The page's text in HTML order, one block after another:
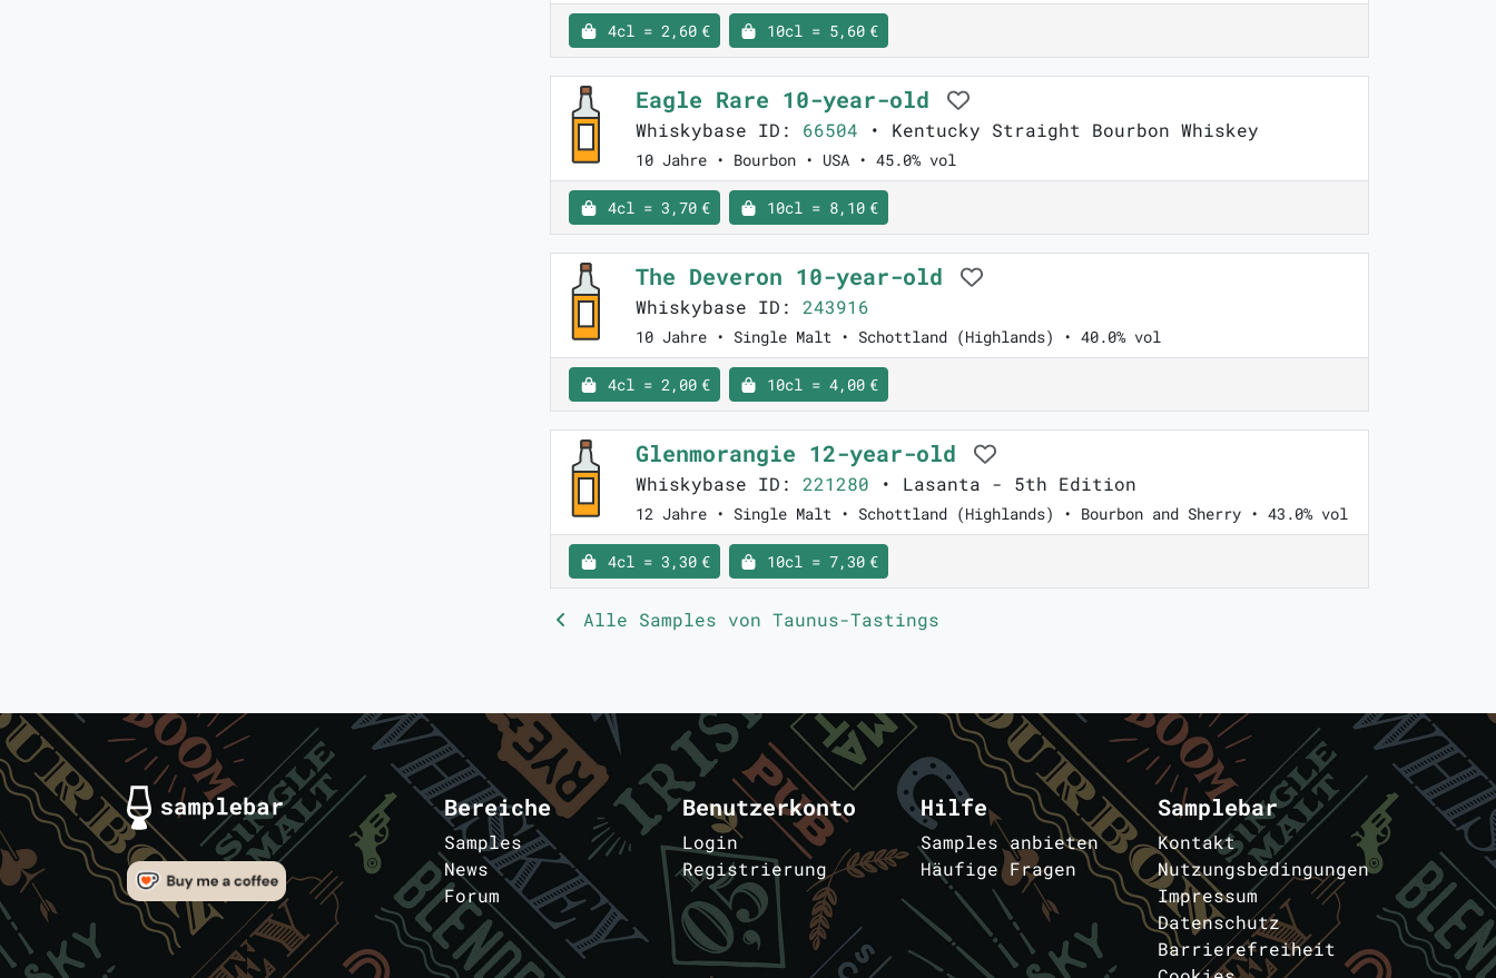
4cl = 2,60 € 10cl = 5,60 €
Eagle Rare 10-year-old
Whiskybase ID: 66504 • Kentucky Straight Bourbon Whiskey
10 Jahre • Bourbon • USA • 45.0% vol
4cl = 3,70 € 10cl = 8,10 €
The Deveron 10-year-old
Whiskybase ID: 243916
10 Jahre • Single Malt • Schottland (Highlands) • 40.0% vol
4cl = 2,00 € 10cl = 4,00 €
Glenmorangie 12-year-old
Whiskybase ID: 221280 • Lasanta - 5th Edition
12 Jahre • Single Malt • Schottland (Highlands) • Bourbon and Sherry • 43.0% vol
4cl = 3,30 € 10cl = 7,30 €
Alle Samples von Taunus-Tastings
Bereiche
Samples
News
Forum
Benutzerkonto
Login
Registrierung
Hilfe
Samples anbieten
Häufige Fragen
Samplebar
Kontakt
Nutzungsbedingungen
Impressum
Datenschutz
Barrierefreiheit